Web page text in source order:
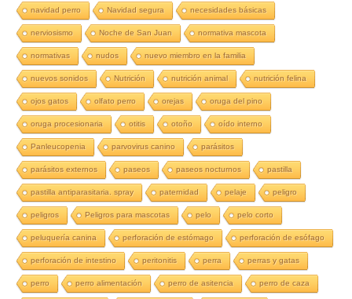
navidad perro Navidad segura necesidades básicas
nerviosismo Noche de San Juan normativa mascota
normativas nudos nuevo miembro en la familia
nuevos sonidos Nutrición nutrición animal nutrición felina
ojos gatos olfato perro orejas oruga del pino
oruga procesionaria otitis otoño oído interno
Panleucopenia parvovirus canino parásitos
parásitos externos paseos paseos nocturnos pastilla
pastilla antiparasitaria. spray paternidad pelaje peligro
peligros Peligros para mascotas pelo pelo corto
peluquería canina perforación de estómago perforación de esófago
perforación de intestino peritonitis perra perras y gatas
perro perro alimentación perro de asitencia perro de caza